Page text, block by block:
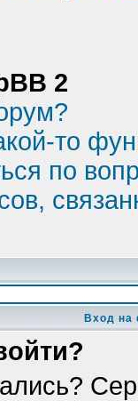
2
то
по
Вход на